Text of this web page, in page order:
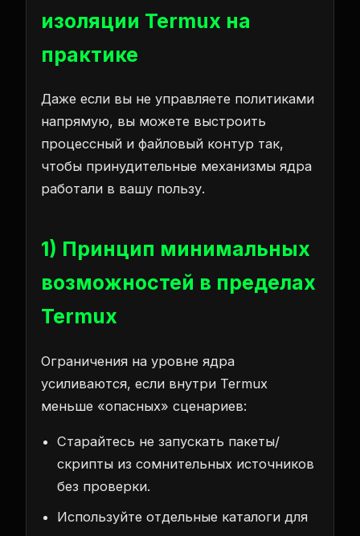
изоляции Termux на
практике
Даже если вы не управляете политиками
напрямую, вы можете выстроить
процессный и файловый контур так,
чтобы принудительные механизмы ядра
работали в вашу пользу.
1) Принцип минимальных
возможностей в пределах
Termux
Ограничения на уровне ядра
усиливаются, если внутри Termux
меньше «опасных» сценариев:
Старайтесь не запускать пакеты/
скрипты из сомнительных источников
без проверки.
Используйте отдельные каталоги для